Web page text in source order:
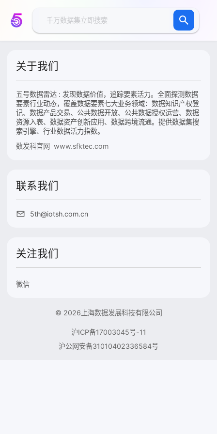
关于我们
五号数据雷达 : 发现数据价值，追踪要素活力。全面探测数据
要素行业动态，覆盖数据要素七大业务领域：数据知识产权登
记、数据产品交易、公共数据开放、公共数据授权运营、数据
资源入表、数据资产创新应用、数据跨境流通。提供数据集搜
索引擎、行业数据活力指数。
数发科官网 www.sfktec.com
联系我们
5th@iotsh.com.cn
关注我们
微信
© 2026上海数据发展科技有限公司
沪ICP备17003045号-11
沪公网安备31010402336584号